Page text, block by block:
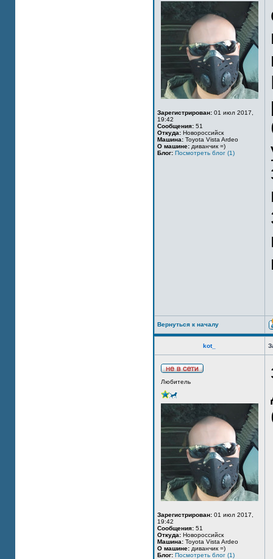
Зарегистрирован: 01 июл 2017,
19:42
Сообщения: 51
Откуда: Новороссийск
Машина: Toyota Vista Ardeo
О машине: диванчик =)
Блог: Посмотреть блог (1)
Вернуться к началу
kot_
Любитель
Зарегистрирован: 01 июл 2017,
19:42
Сообщения: 51
Откуда: Новороссийск
Машина: Toyota Vista Ardeo
О машине: диванчик =)
Блог: Посмотреть блог (1)